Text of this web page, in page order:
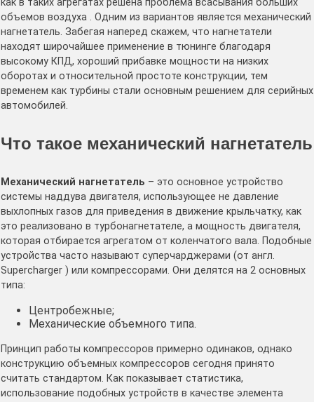
как в таких агрегатах решена проблема всасывания больших
объемов воздуха . Одним из вариантов является механический
нагнетатель. Забегая наперед скажем, что нагнетатели
находят широчайшее применение в тюнинге благодаря
высокому КПД, хороший прибавке мощности на низких
оборотах и относительной простоте конструкции, тем
временем как турбины стали основным решением для серийных
автомобилей.
Что такое механический нагнетатель
Механический нагнетатель – это основное устройство
системы наддува двигателя, использующее не давление
выхлопных газов для приведения в движение крыльчатку, как
это реализовано в турбонагнетателе, а мощность двигателя,
которая отбирается агрегатом от коленчатого вала. Подобные
устройства часто называют суперчарджерами (от англ.
Supercharger ) или компрессорами. Они делятся на 2 основных
типа:
Центробежные;
Механические объемного типа.
Принцип работы компрессоров примерно одинаков, однако
конструкцию объемных компрессоров сегодня принято
считать стандартом. Как показывает статистика,
использование подобных устройств в качестве элемента